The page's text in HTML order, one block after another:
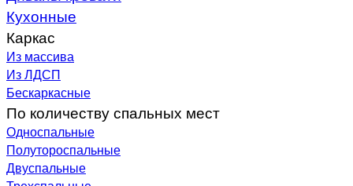
Кухонные
Каркас
Из массива
Из ЛДСП
Бескаркасные
По количеству спальных мест
Односпальные
Полутороспальные
Двуспальные